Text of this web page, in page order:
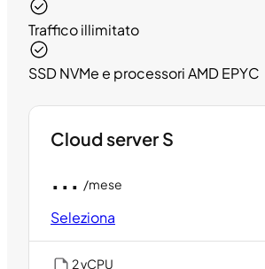
Traffico illimitato
SSD NVMe e processori AMD EPYC
Cloud server S
... /mese
Seleziona
2 vCPU